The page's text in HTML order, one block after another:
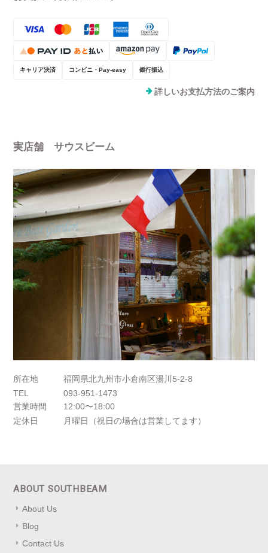
キャリア決済 コンビニ・Pay-easy 銀行振込
詳しいお支払方法のご案内
実店舗 サウスビーム
所在地
福岡県北九州市小倉南区湯川5-2-8
TEL
093-951-1473
営業時間
12:00〜18:00
定休日
月曜日（祝日の場合は営業してます）
ABOUT SOUTHBEAM
About Us
Blog
Contact Us